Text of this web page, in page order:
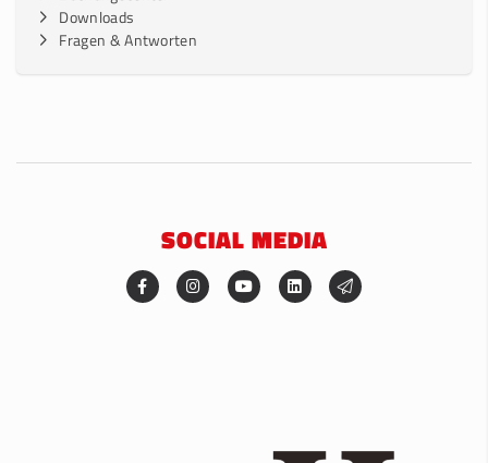
Downloads
Fragen & Antworten
SOCIAL MEDIA